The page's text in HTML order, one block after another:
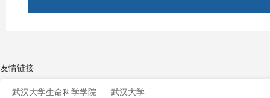
友情链接
武汉大学生命科学学院
武汉大学